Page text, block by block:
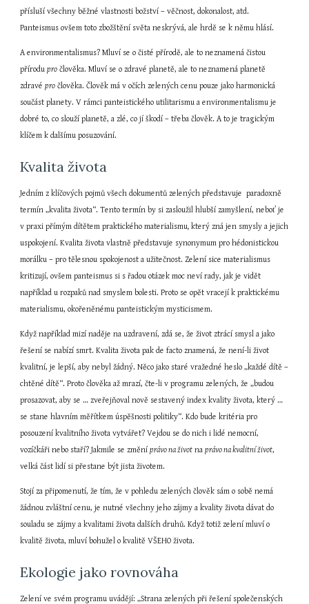
přísluší všechny běžné vlastnosti božství – věčnost, dokonalost, atd.
Panteismus ovšem toto zbožštění světa neskrývá, ale hrdě se k němu hlásí.
A environmentalismus? Mluví se o čisté přírodě, ale to neznamená čistou
přírodu pro člověka. Mluví se o zdravé planetě, ale to neznamená planetě
zdravé pro člověka. Člověk má v očích zelených cenu pouze jako harmonická
součást planety. V rámci panteistického utilitarismu a environmentalismu je
dobré to, co slouží planetě, a zlé, co jí škodí – třeba člověk. A to je tragickým
klíčem k dalšímu posuzování.
Kvalita života
Jedním z klíčových pojmů všech dokumentů zelených představuje  paradoxně
termín „kvalita života“. Tento termín by si zasloužil hlubší zamyšlení, neboť je
v praxi přímým dítětem praktického materialismu, který zná jen smysly a jejich
uspokojení. Kvalita života vlastně představuje synonymum pro hédonistickou
morálku – pro tělesnou spokojenost a užitečnost. Zelení sice materialismus
kritizují, ovšem panteismus si s řadou otázek moc neví rady, jak je vidět
například u rozpaků nad smyslem bolesti. Proto se opět vracejí k praktickému
materialismu, okořeněnému panteistickým mysticismem.
Když například mizí naděje na uzdravení, zdá se, že život ztrácí smysl a jako
řešení se nabízí smrt. Kvalita života pak de facto znamená, že není-li život
kvalitní, je lepší, aby nebyl žádný. Něco jako staré vražedné heslo „každé dítě –
chtěné dítě“. Proto člověka až mrazí, čte-li v programu zelených, že „budou
prosazovat, aby se … zveřejňoval nově sestavený index kvality života, který …
se stane hlavním měřítkem úspěšnosti politiky“. Kdo bude kritéria pro
posouzení kvalitního života vytvářet? Vejdou se do nich i lidé nemocní,
vozíčkáři nebo staří? Jakmile se změní právo na život na právo na kvalitní život,
velká část lidí si přestane být jista životem.
Stojí za připomenutí, že tím, že v pohledu zelených člověk sám o sobě nemá
žádnou zvláštní cenu, je nutné všechny jeho zájmy a kvality života dávat do
souladu se zájmy a kvalitami života dalších druhů. Když totiž zelení mluví o
kvalitě života, mluví bohužel o kvalitě VŠEHO života.
Ekologie jako rovnováha
Zelení ve svém programu uvádějí: „Strana zelených při řešení společenských